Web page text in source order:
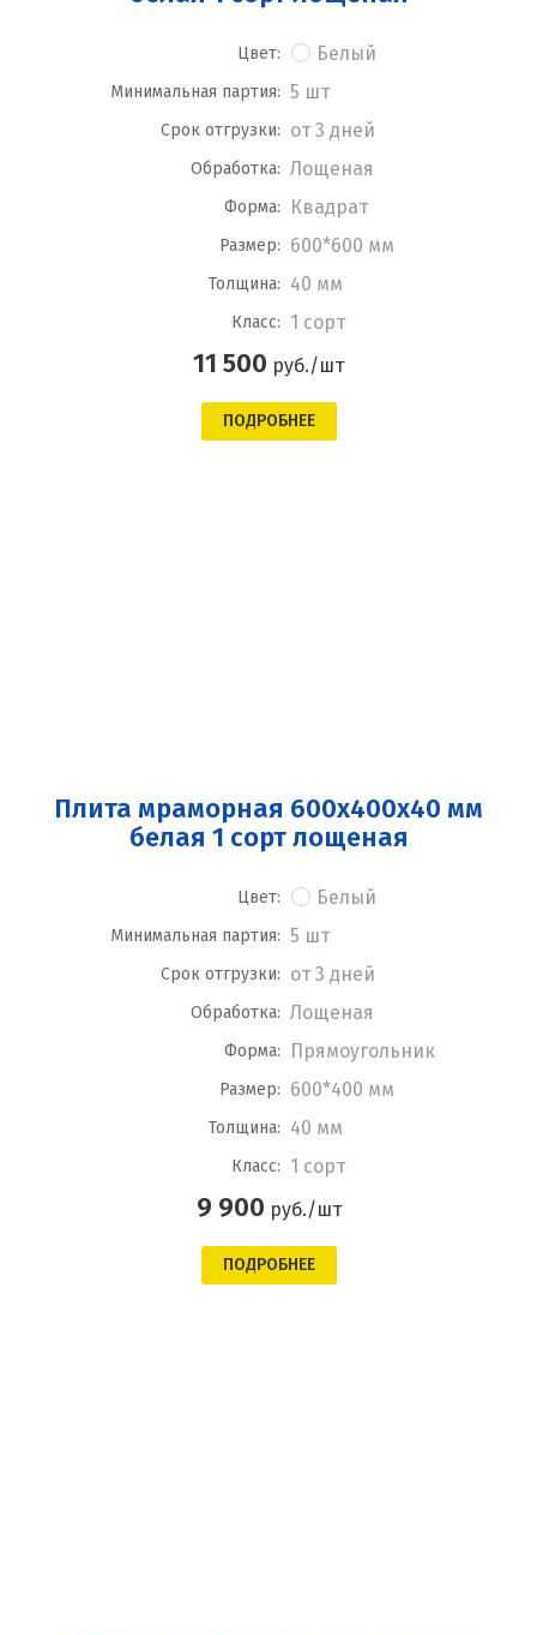
Цвет: Белый
Минимальная партия: 5 шт
Срок отгрузки: от 3 дней
Обработка: Лощеная
Форма: Квадрат
Размер: 600*600 мм
Толщина: 40 мм
Класс: 1 сорт
11 500 руб./шт
ПОДРОБНЕЕ
Плита мраморная 600x400x40 мм
белая 1 сорт лощеная
Цвет: Белый
Минимальная партия: 5 шт
Срок отгрузки: от 3 дней
Обработка: Лощеная
Форма: Прямоугольник
Размер: 600*400 мм
Толщина: 40 мм
Класс: 1 сорт
9 900 руб./шт
ПОДРОБНЕЕ